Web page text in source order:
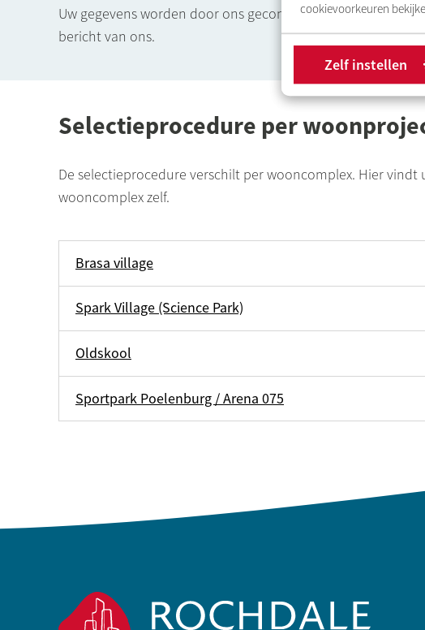
cookievoorkeuren
Zelf instellen
Uw gegevens worden door ons gecontroleerd. Kloppen alle
bericht van ons.
Selectieprocedure per
De selectieprocedure verschilt per wooncomplex. Hier
wooncomplex zelf.
Brasa village
Spark Village (Science Park)
Oldskool
Sportpark Poelenburg / Arena 075